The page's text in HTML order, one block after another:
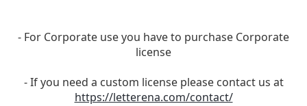
- For Corporate use you have to purchase Corporate
license
- If you need a custom license please contact us at
https://letterena.com/contact/